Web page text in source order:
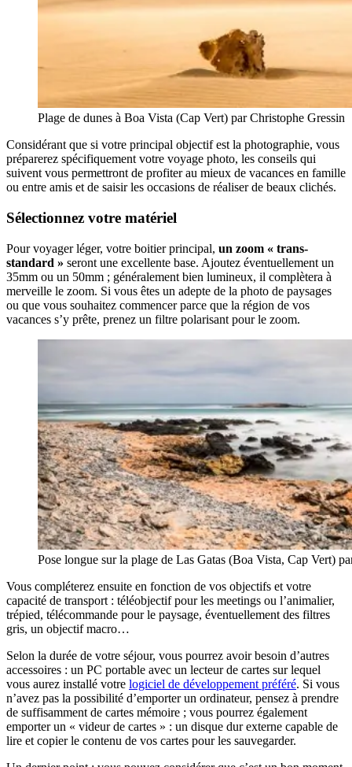
Plage de dunes à Boa Vista (Cap Vert) par Christophe Gressin
Considérant que si votre principal objectif est la photographie, vous
préparerez spécifiquement votre voyage photo, les conseils qui
suivent vous permettront de profiter au mieux de vacances en famille
ou entre amis et de saisir les occasions de réaliser de beaux clichés.
Sélectionnez votre matériel
Pour voyager léger, votre boitier principal, un zoom « trans-
standard » seront une excellente base. Ajoutez éventuellement un
35mm ou un 50mm ; généralement bien lumineux, il complètera à
merveille le zoom. Si vous êtes un adepte de la photo de paysages
ou que vous souhaitez commencer parce que la région de vos
vacances s’y prête, prenez un filtre polarisant pour le zoom.
Pose longue sur la plage de Las Gatas (Boa Vista, Cap Vert)
Vous compléterez ensuite en fonction de vos objectifs et votre
capacité de transport : téléobjectif pour les meetings ou l’animalier,
trépied, télécommande pour le paysage, éventuellement des filtres
gris, un objectif macro…
Selon la durée de votre séjour, vous pourrez avoir besoin d’autres
accessoires : un PC portable avec un lecteur de cartes sur lequel
vous aurez installé votre logiciel de développement préféré. Si vous
n’avez pas la possibilité d’emporter un ordinateur, pensez à prendre
de suffisamment de cartes mémoire ; vous pourrez également
emporter un « videur de cartes » : un disque dur externe capable de
lire et copier le contenu de vos cartes pour les sauvegarder.